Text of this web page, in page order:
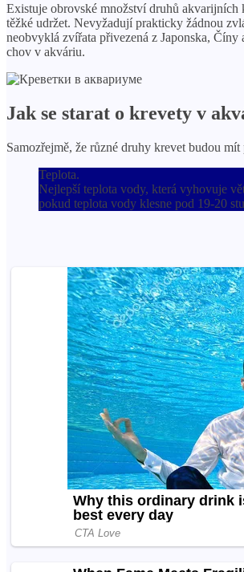
Existuje obrovské množství druhů
těžké udržet. Nevyžadují prakticky žádnou
neobvyklá zvířata přivezená z Japonska,
chov v akváriu.
Jak se starat o krevety v
Samozřejmě, že různé druhy krevet budou
Teplota.
Nejlepší teplota vody, která vyhovuje
pokud teplota vody klesne pod 19-20